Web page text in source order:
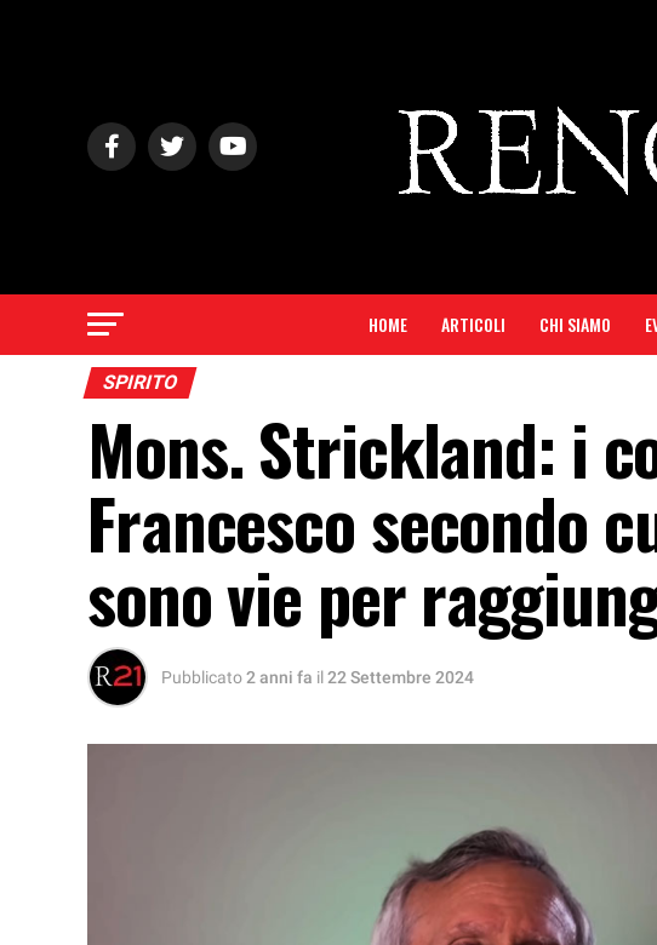
HOME ARTICOLI CHI SIAMO
SPIRITO
Mons. Strickland: i
Francesco secondo
sono vie per
Pubblicato2 anni fa il22 Settembre 2024